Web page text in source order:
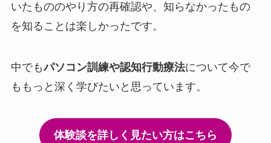
いたもののやり方の再確認や、知らなかったもの
を知ることは楽しかったです。
中でもパソコン訓練や認知行動療法について今で
ももっと深く学びたいと思っています。
体験談を詳しく見たい方はこちら